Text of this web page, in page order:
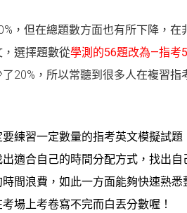
，但在總題數方面也有所下降，
選擇題數從學測的56題改為—指考
20%，所以常聽到很多人在複習
練習一定數量的指考英文模擬試
適合自己的時間分配方式，找出
間浪費，如此一方面能夠快速熟
場上考卷寫不完而白丟分數喔！